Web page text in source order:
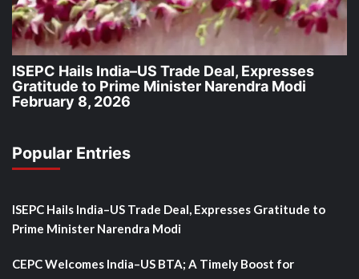
ISEPC Hails India–US Trade Deal, Expresses
Gratitude to Prime Minister Narendra Modi
February 8, 2026
Popular Entries
ISEPC Hails India–US Trade Deal, Expresses Gratitude to
Prime Minister Narendra Modi
CEPC Welcomes India–US BTA; A Timely Boost for